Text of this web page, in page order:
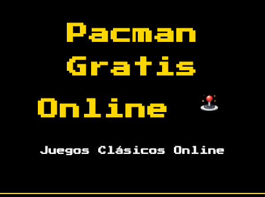
Pacman
Gratis
Online
Juegos Clásicos Online